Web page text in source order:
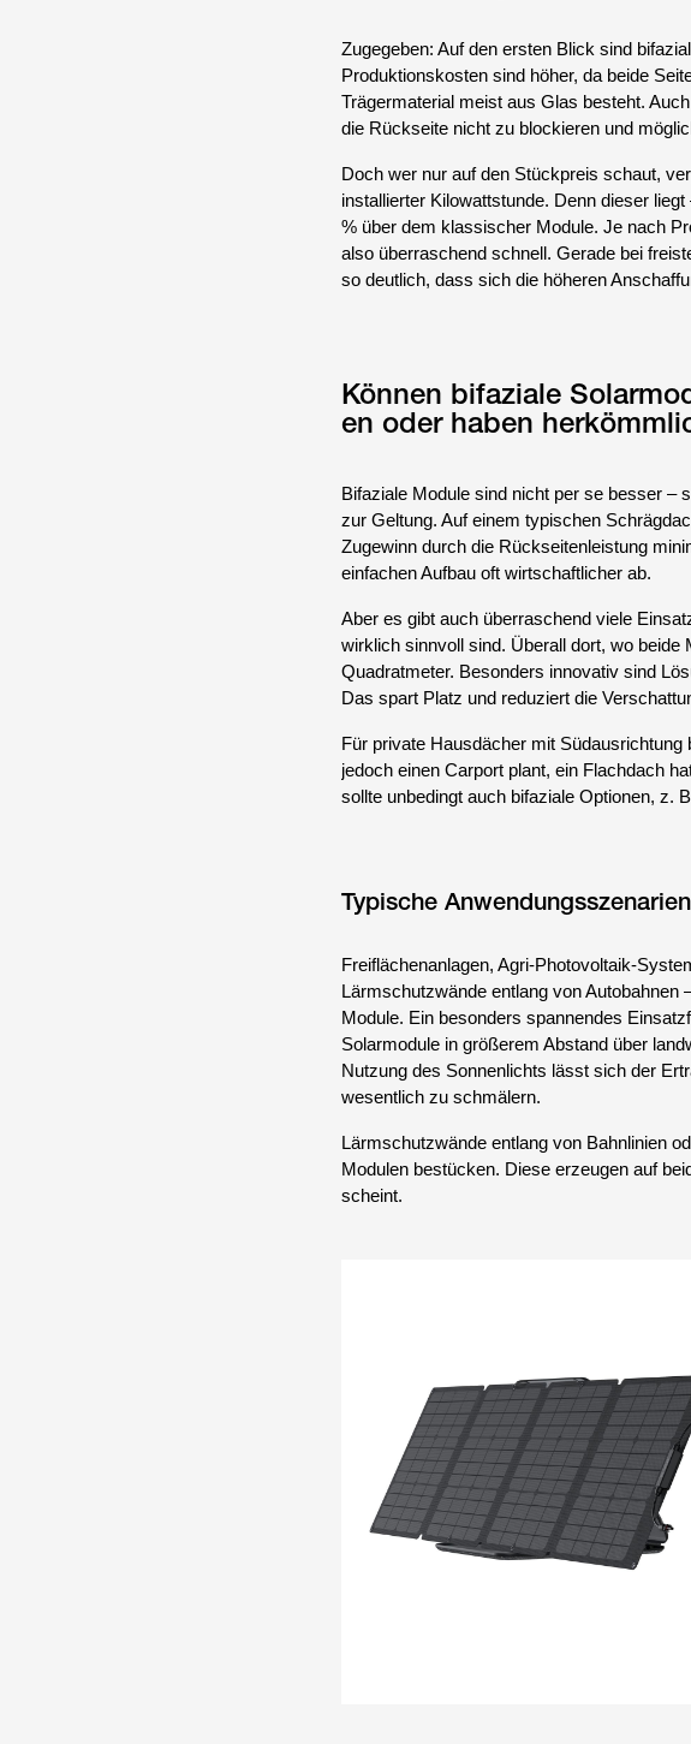
Zugegeben: Auf den ersten Blick sind
Produktionskosten sind höher, da beide
Trägermaterial meist aus Glas besteht.
die Rückseite nicht zu blockieren und
Doch wer nur auf den Stückpreis schaut,
installierter Kilowattstunde. Denn dieser
% über dem klassischer Module. Je nach
also überraschend schnell. Gerade bei
so deutlich, dass sich die höheren
Können bifaziale
en oder haben
Bifaziale Module sind nicht per se besser –
zur Geltung. Auf einem typischen
Zugewinn durch die Rückseitenleistung
einfachen Aufbau oft wirtschaftlicher ab.
Aber es gibt auch überraschend viele
wirklich sinnvoll sind. Überall dort, wo
Quadratmeter. Besonders innovativ sind
Das spart Platz und reduziert die
Für private Hausdächer mit
jedoch einen Carport plant, ein Flachdach
sollte unbedingt auch bifaziale Optionen, z.
Typische
Freiflächenanlagen, Agri-Photovoltaik-
Lärmschutzwände entlang von
Module. Ein besonders spannendes
Solarmodule in größerem Abstand über
Nutzung des Sonnenlichts lässt sich der
wesentlich zu schmälern.
Lärmschutzwände entlang von Bahnlinien
Modulen bestücken. Diese erzeugen auf
scheint.